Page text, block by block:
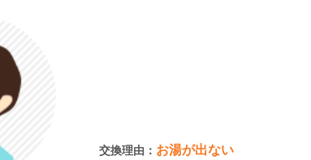
交換理由： お湯が出ない